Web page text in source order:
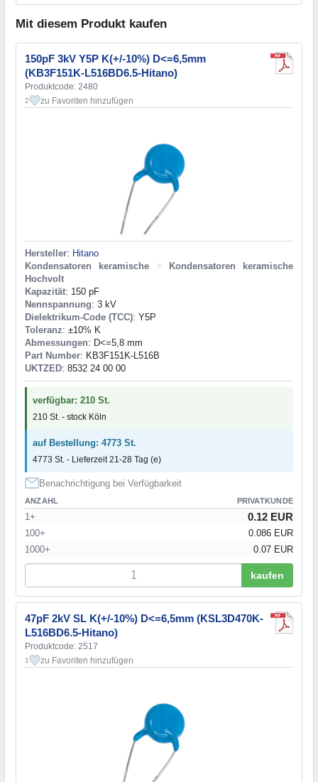
Mit diesem Produkt kaufen
150pF 3kV Y5P K(+/-10%) D<=6,5mm
(KB3F151K-L516BD6.5-Hitano)
Produktcode: 2480
2 zu Favoriten hinzufügen
Hersteller: Hitano
Kondensatoren keramische
>
Kondensatoren keramische
Hochvolt
Kapazität: 150 pF
Nennspannung: 3 kV
Dielektrikum-Code (TCC): Y5P
Toleranz: ±10% K
Abmessungen: D<=5,8 mm
Part Number: KB3F151K-L516B
UKTZED: 8532 24 00 00
verfügbar: 210 St.
210 St. - stock Köln
auf Bestellung: 4773 St.
4773 St. - Lieferzeit 21-28 Tag (e)
Benachrichtigung bei Verfügbarkeit
ANZAHL PRIVATKUNDE
1+ 0.12 EUR
100+
0.086 EUR
1000+
0.07 EUR
kaufen
47pF 2kV SL K(+/-10%) D<=6,5mm (KSL3D470K-
L516BD6.5-Hitano)
Produktcode: 2517
1 zu Favoriten hinzufügen